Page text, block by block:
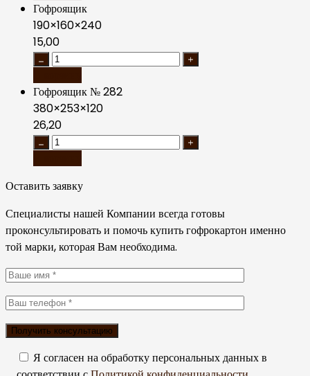
Гофроящик
190×160×240
15,00
Гофроящик № 282
380×253×120
26,20
Оставить заявку
Специалисты нашей Компании всегда готовы
проконсультировать и помочь купить гофрокартон именно
той марки, которая Вам необходима.
Я согласен на обработку персональных данных в